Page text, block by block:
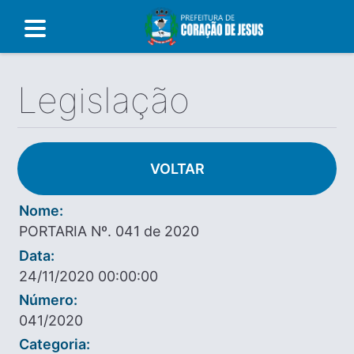
Legislação
VOLTAR
Nome:
PORTARIA Nº. 041 de 2020
Data:
24/11/2020 00:00:00
Número:
041/2020
Categoria: